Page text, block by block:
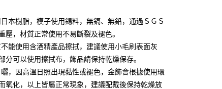
业银行
中国信托商业银行
用卡公司
行
永丰商业银行
行
星展（台湾）商业银行
用卡公司
付
先享後付
擇AFTEE先享後付，將跳出AFTEE先享後付手機驗證視
本樹脂，模子使用錫料，無鎘、無鉛，通過ＳＧＳ
壓，材質正常使用不易斷裂及褪色。
能使用含酒精產品擦拭，建議使用小毛刷表面灰
分可以使用擦拭布，飾品請保持乾燥保存。
，因高溫日照出現黏性或褪色，金飾會根據使用環
氧化，以上皆屬正常現象，建議配戴後保持乾燥放